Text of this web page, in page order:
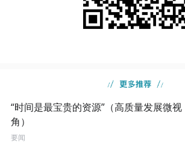
“时间是最宝贵的资源”（高质量发展微视
角）
要闻